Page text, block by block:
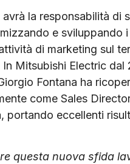
la responsabilità di
e sviluppando
di marketing sul
Mitsubishi Electric
Fontana ha
come Sales
portando eccellenti
questa nuova sfida